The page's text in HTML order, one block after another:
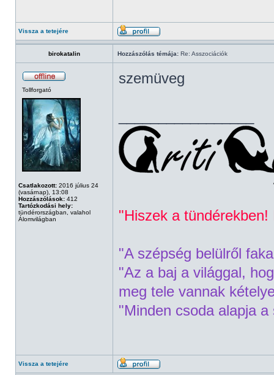
Vissza a tetejére
birokatalin Hozzászólás témája: Re: Asszociációk
Tollforgató
Csatlakozott: 2016 július 24
(vasárnap), 13:08
Hozzászólások: 412
Tartózkodási hely:
tündérországban, valahol
Álomvilágban
szemüveg
"Hiszek a
"A szépség belülről
"Az a baj a világgal,
meg tele vannak
"Minden csoda alapja a
Vissza a tetejére